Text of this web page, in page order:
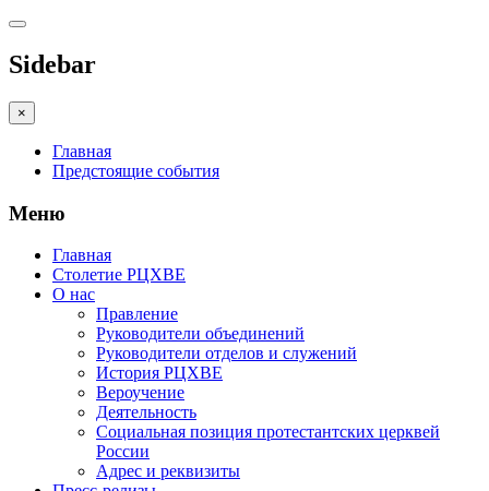
Sidebar
×
Главная
Предстоящие события
Меню
Главная
Столетие РЦХВЕ
О нас
Правление
Руководители объединений
Руководители отделов и служений
История РЦХВЕ
Вероучение
Деятельность
Социальная позиция протестантских церквей
России
Адрес и реквизиты